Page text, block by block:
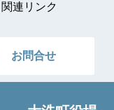
関連リンク
お問合せ